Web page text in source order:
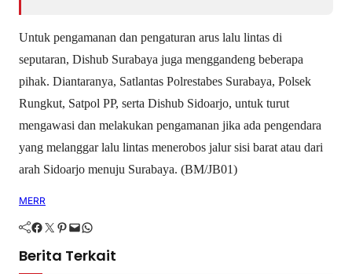
Untuk pengamanan dan pengaturan arus lalu lintas di
seputaran, Dishub Surabaya juga menggandeng beberapa
pihak. Diantaranya, Satlantas Polrestabes Surabaya, Polsek
Rungkut, Satpol PP, serta Dishub Sidoarjo, untuk turut
mengawasi dan melakukan pengamanan jika ada pengendara
yang melanggar lalu lintas menerobos jalur sisi barat atau dari
arah Sidoarjo menuju Surabaya. (BM/JB01)
MERR
Facebook Twitter Pinterest Mail WhatsApp
Berita Terkait